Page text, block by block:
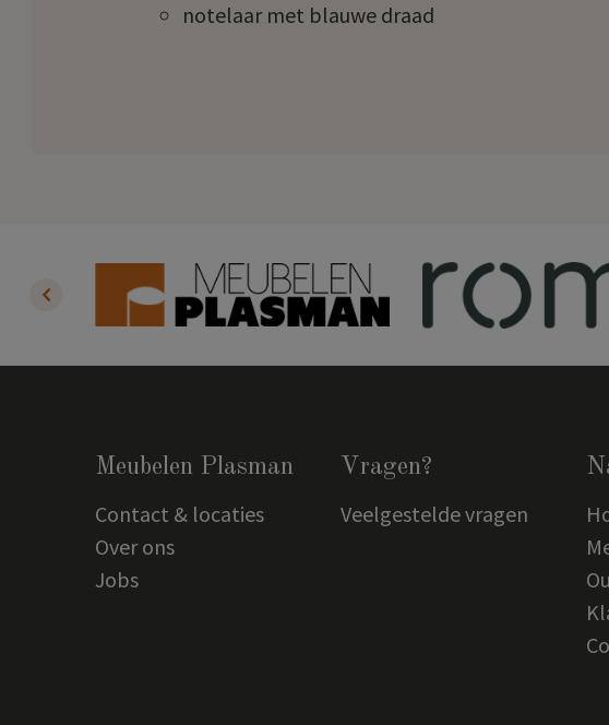
notelaar met blauwe draad
Meubelen Plasman
Contact & locaties
Over ons
Jobs
Vragen?
Veelgestelde vragen